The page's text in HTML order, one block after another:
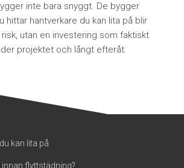
inte bara snyggt. De bygger
hittar hantverkare du kan lita på blir
utan en investering som faktiskt
projektet och långt efteråt.
kan lita på
flyttstädning?